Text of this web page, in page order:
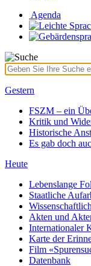
Agenda
Gestern
FSZM – ein
Kritik und
Historische
Es gab doch
Heute
Lebenslange
Staatliche
Akten und
Internationaler
Karte der
Film
Datenbank